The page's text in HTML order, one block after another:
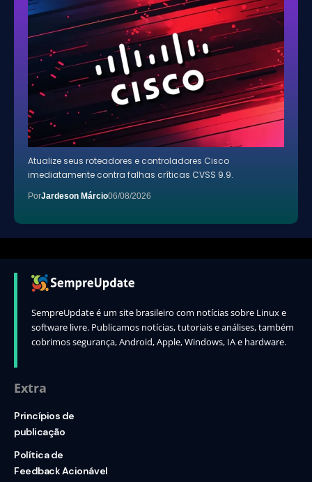
Atualize seus roteadores e controladores Cisco
imediatamente contra falhas críticas CVSS 9.9.
PorJardeson Márcio06/08/2026
SempreUpdate é um site brasileiro com notícias sobre Linux e
software livre. Publicamos notícias, tutoriais e análises, também
cobrimos segurança, Android, Apple, Windows, IA e hardware.
Extra
Princípios de
publicação
Política de
Feedback Acionável